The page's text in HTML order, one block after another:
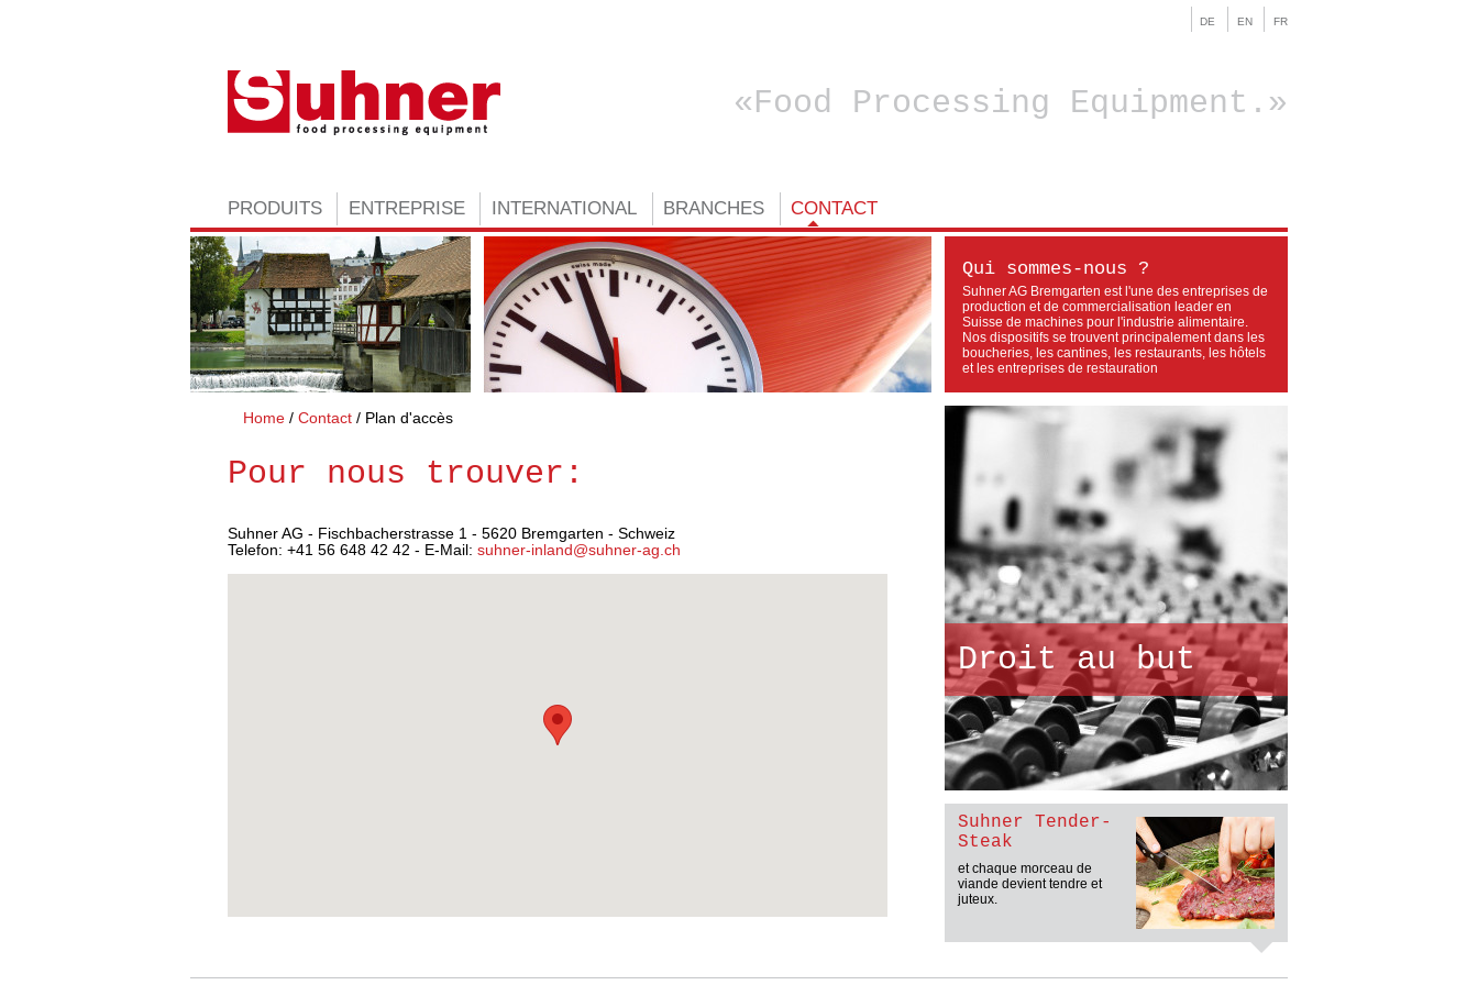
DE EN FR
Food Processing Equipment.
PRODUITS ENTREPRISE INTERNATIONAL BRANCHES CONTACT
Home Contact Plan d'accès
Pour nous trouver:
Suhner AG - Fischbacherstrasse 1 - 5620 Bremgarten - Schweiz
Telefon: +41 56 648 42 42 - E-Mail: suhner-inland@suhner-ag.ch
Qui sommes-nous ?
Suhner AG Bremgarten est l'une des entreprises de
production et de commercialisation leader en
Suisse de machines pour l'industrie alimentaire.
Nos dispositifs se trouvent principalement dans les
boucheries, les cantines, les restaurants, les hôtels
et les entreprises de restauration
Droit au but
Suhner Tender-
Steak
et chaque morceau de
viande devient tendre et
juteux.